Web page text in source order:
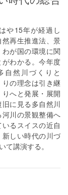
や15年が経過し
再生推進法、景
が国の環境に関
わかる。今年度
自然川づくりと
りの理念は引き継
へと発展・展開
に見る多自然川
川の景観整備へ
るスイスの近自
しい時代の川づ
て講演する。